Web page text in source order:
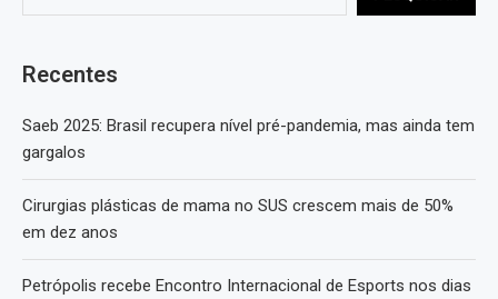
Recentes
Saeb 2025: Brasil recupera nível pré-pandemia, mas ainda tem
gargalos
Cirurgias plásticas de mama no SUS crescem mais de 50%
em dez anos
Petrópolis recebe Encontro Internacional de Esports nos dias